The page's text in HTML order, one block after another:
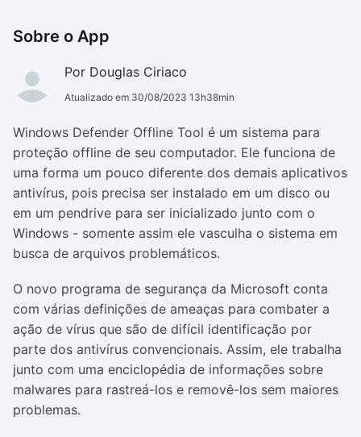
Sobre o App
Por Douglas Ciriaco
Atualizado em 30/08/2023 13h38min
Windows Defender Offline Tool é um sistema para
proteção offline de seu computador. Ele funciona de
uma forma um pouco diferente dos demais aplicativos
antivírus, pois precisa ser instalado em um disco ou
em um pendrive para ser inicializado junto com o
Windows - somente assim ele vasculha o sistema em
busca de arquivos problemáticos.
O novo programa de segurança da Microsoft conta
com várias definições de ameaças para combater a
ação de vírus que são de difícil identificação por
parte dos antivírus convencionais. Assim, ele trabalha
junto com uma enciclopédia de informações sobre
malwares para rastreá-los e removê-los sem maiores
problemas.